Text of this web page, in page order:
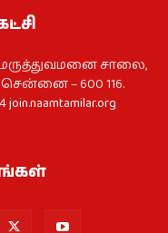
மருத்துவமனை சாலை,
– 600 116.
join.naamtamilar.org